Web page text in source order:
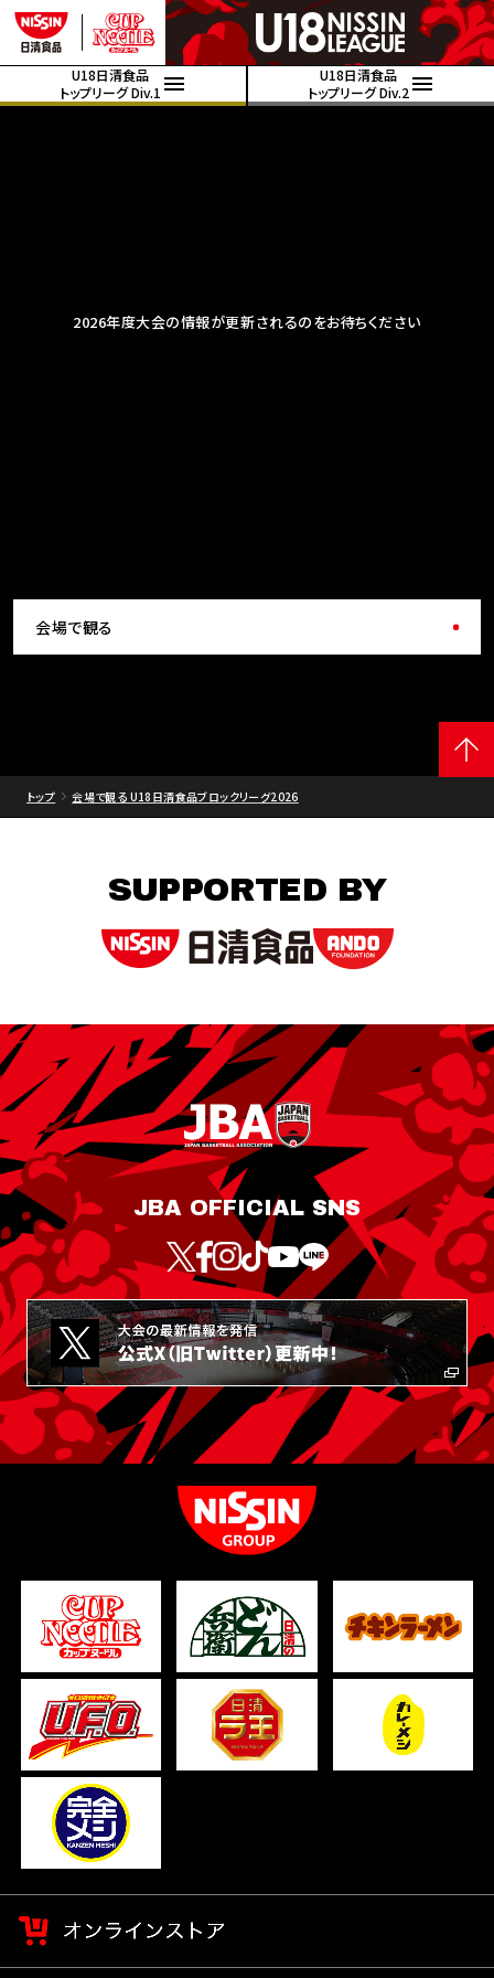
U18日清食品
トップリーグ Div.1
U18日清食品
トップリーグ Div.2
2026年度大会の情報が更新されるのをお待ちください
会場で観る
トップ 会場で観る U18日清食品ブロックリーグ2026
SUPPORTED BY
JBA OFFICIAL SNS